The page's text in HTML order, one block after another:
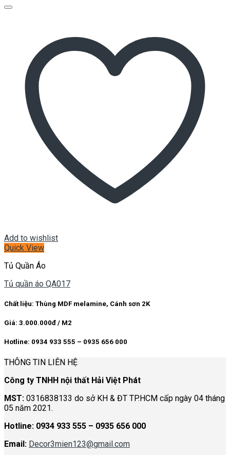
Add to wishlist
Quick View
Tủ Quần Áo
Tủ quần áo QA017
Chất liệu: Thùng MDF melamine, Cánh sơn 2K
Giá: 3.000.000đ / M2
Hotline: 0934 933 555 – 0935 656 000
THÔNG TIN LIÊN HỆ
Công ty TNHH nội thất Hải Việt Phát
MST: 0316838133 do sở KH & ĐT TP.HCM cấp ngày 04 tháng
05 năm 2021.
Hotline: 0934 933 555 – 0935 656 000
Email: Decor3mien123@gmail.com